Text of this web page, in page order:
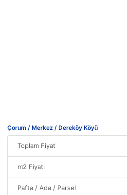
Çorum / Merkez / Dereköy Köyü
Toplam Fiyat
m2 Fiyatı
Pafta / Ada / Parsel